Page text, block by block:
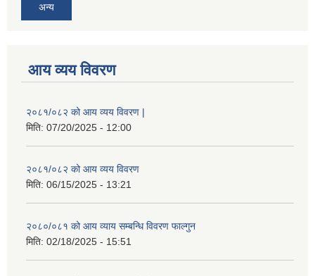
अन्य
आय व्यय विवरण
२०८१/०८२ को आय व्यय विवरण |
मिति: 07/20/2025 - 12:00
२०८१/०८२ को आय व्यय विवरण
मिति: 06/15/2025 - 13:21
२०८०/०८१ को आय व्याय सम्बन्धि विवरण फाल्गुन
मिति: 02/18/2025 - 15:51